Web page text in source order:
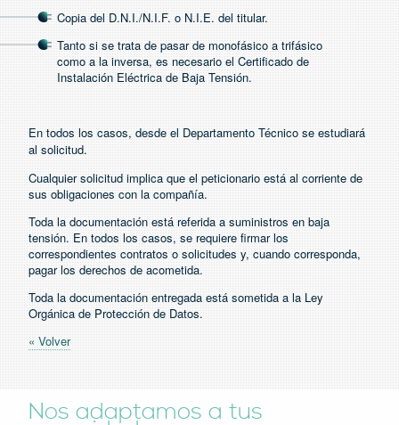
Copia del D.N.I./N.I.F. o N.I.E. del titular.
Tanto si se trata de pasar de monofásico a trifásico
como a la inversa, es necesario el Certificado de
Instalación Eléctrica de Baja Tensión.
En todos los casos, desde el Departamento Técnico se estudiará
al solicitud.
Cualquier solicitud implica que el peticionario está al corriente de
sus obligaciones con la compañía.
Toda la documentación está referida a suministros en baja
tensión. En todos los casos, se requiere firmar los
correspondientes contratos o solicitudes y, cuando corresponda,
pagar los derechos de acometida.
Toda la documentación entregada está sometida a la Ley
Orgánica de Protección de Datos.
« Volver
Nos adaptamos a tus